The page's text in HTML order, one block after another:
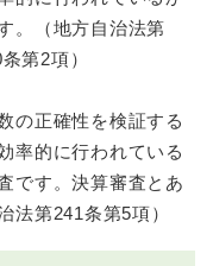
。（地方自治法第
第2項）
の正確性を検証する
率的に行われている
です。決算審査とあ
法第241条第5項）